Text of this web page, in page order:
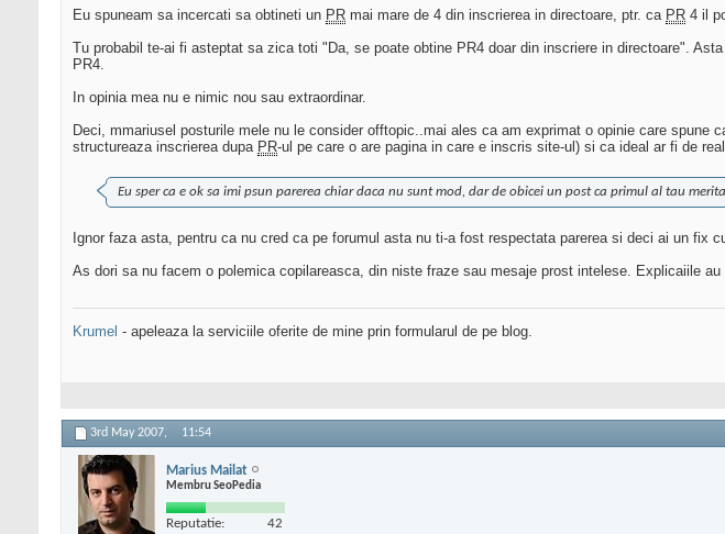
Eu spuneam sa incercati sa obtineti un PR mai mare de 4 din inscrierea in directoare, ptr. ca PR 4 il
Tu probabil te-ai fi asteptat sa zica toti "Da, se poate obtine PR4 doar din inscriere in directoare".
PR4.
In opinia mea nu e nimic nou sau extraordinar.
Deci, mmariusel posturile mele nu le consider offtopic..mai ales ca am exprimat o opinie care spune
structureaza inscrierea dupa PR-ul pe care o are pagina in care e inscris site-ul) si ca ideal ar fi de
Eu sper ca e ok sa imi psun parerea chiar daca nu sunt mod, dar de obicei un post ca primul al tau
Ignor faza asta, pentru ca nu cred ca pe forumul asta nu ti-a fost respectata parerea si deci ai un fix
As dori sa nu facem o polemica copilareasca, din niste fraze sau mesaje prost intelese. Explicaiile au
Krumel - apeleaza la serviciile oferite de mine prin formularul de pe blog.
3rd May 2007, 11:54
Marius Mailat
Membru SeoPedia
Reputatie: 42